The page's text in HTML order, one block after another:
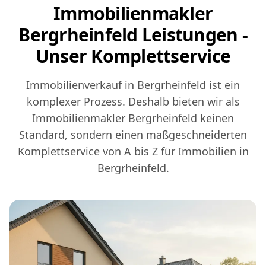
Immobilienmakler
Bergrheinfeld Leistungen -
Unser Komplettservice
Immobilienverkauf in Bergrheinfeld ist ein
komplexer Prozess. Deshalb bieten wir als
Immobilienmakler Bergrheinfeld keinen
Standard, sondern einen maßgeschneiderten
Komplettservice von A bis Z für Immobilien in
Bergrheinfeld.